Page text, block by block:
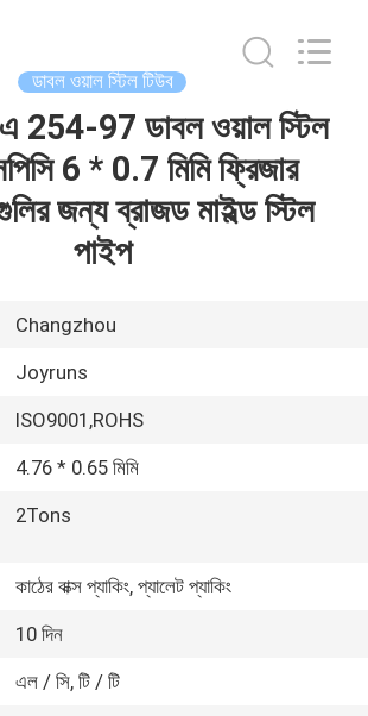
ডাবল ওয়াল স্টিল টিউব
254-97 ডাবল ওয়াল স্টিল
6 * 0.7 মিমি ফ্রিজার
জন্য ব্রাজড মাইল্ড স্টিল
পাইপ
Changzhou
Joyruns
ISO9001,ROHS
4.76 * 0.65 মিমি
2Tons
কাঠের বাক্স প্যাকিং, প্যালেট প্যাকিং
10 দিন
এল / সি, টি / টি